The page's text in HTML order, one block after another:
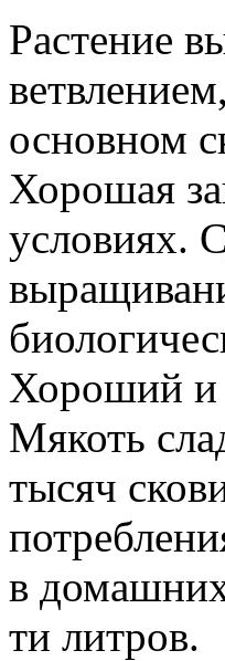
Растение
основном
Хорошая
условиях.
Хороший и
Мякоть
тысяч
в
ти литров.